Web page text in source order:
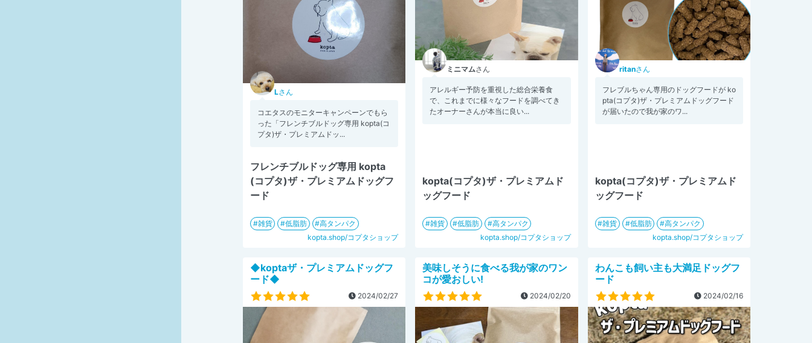
Lさん
コエタスのモニターキャンペーンでもら
った「フレンチブルドッグ専用 kopta(コ
プタ)ザ・プレミアムドッ...
フレンチブルドッグ専用 kopta
(コプタ)ザ・プレミアムドッグフ
ード
雑貨 低脂肪
高タンパク
kopta.shop/コプタショップ
ミニマムさん
アレルギー予防を重視した総合栄養食
で、これまでに様々なフードを調べてき
たオーナーさんが本当に良い...
kopta(コプタ)ザ・プレミアムド
ッグフード
雑貨 低脂肪
高タンパク
kopta.shop/コプタショップ
ritanさん
フレブルちゃん専用のドッグフードが ko
pta(コプタ)ザ・プレミアムドッグフード
が届いたので我が家のワ...
kopta(コプタ)ザ・プレミアムド
ッグフード
雑貨 低脂肪
高タンパク
kopta.shop/コプタショップ
◆koptaザ・プレミアムドッグフ
ード◆
2024/02/27
美味しそうに食べる我が家のワン
コが愛おしい!
2024/02/20
わんこも飼い主も大満足ドッグフ
ード
2024/02/16